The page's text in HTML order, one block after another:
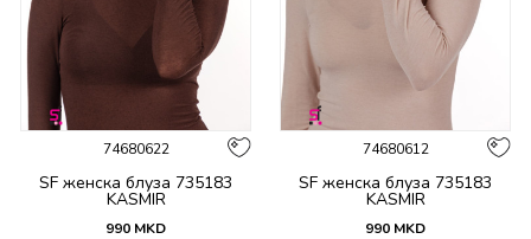
74680622
SF женска блуза 735183
KASMIR
990 MKD
74680612
SF женска блуза 735183
KASMIR
990 MKD